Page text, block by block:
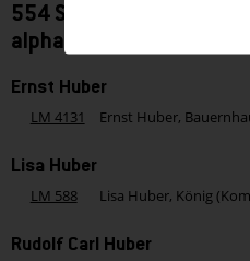
554 Suchergebnisse zu
alphabetisch -
Ernst Huber
LM 4131 Ernst Huber,
Lisa Huber
LM 588 Lisa Huber, König
Rudolf Carl Huber